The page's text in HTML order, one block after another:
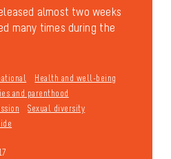
almost two weeks
many times during the
Health and well-being
and parenthood
Sexual diversity